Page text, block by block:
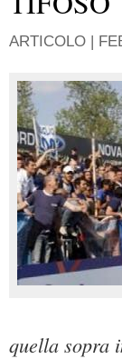
ARTICOLO |
quella sopra